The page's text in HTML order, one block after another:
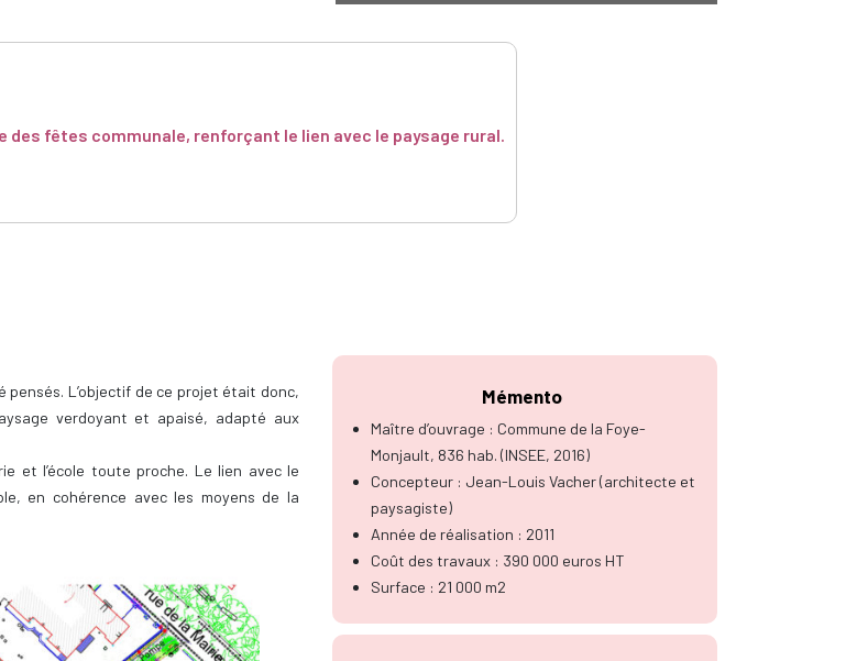
fêtes communale, renforçant le lien avec le paysage rural.
L’objectif de ce projet était donc,
verdoyant et apaisé, adapté aux
et l’école toute proche. Le lien avec le
en cohérence avec les moyens de la
Mémento
Maître d’ouvrage : Commune de la Foye-
Monjault, 836 hab. (INSEE, 2016)
Concepteur : Jean-Louis Vacher (architecte et
paysagiste)
Année de réalisation : 2011
Coût des travaux : 390 000 euros HT
Surface : 21 000 m2